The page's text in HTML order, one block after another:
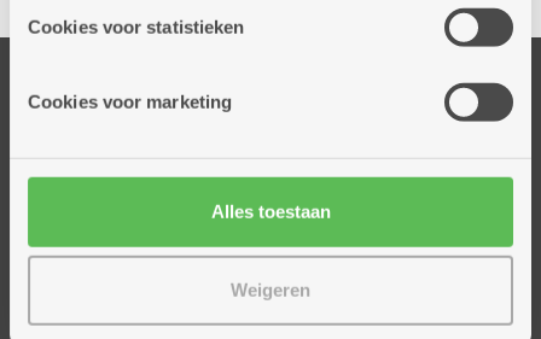
partners kunnen deze gegevens combineren met andere
Cookies voor statistieken
Cookies voor marketing
Alles toestaan
Weigeren
Dienstencentra
Woonzorgcentra
Financieel comfort